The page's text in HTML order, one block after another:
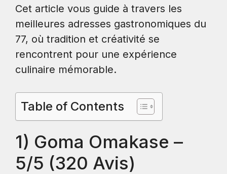
Cet article vous guide à travers les
meilleures adresses gastronomiques du
77, où tradition et créativité se
rencontrent pour une expérience
culinaire mémorable.
Table of Contents
1) Goma Omakase –
5/5 (320 Avis)